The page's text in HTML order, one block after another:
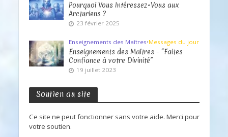
Pourquoi Vous Intéressez-Vous aux
Arcturiens ?
23 février 2025
Enseignements des Maîtres•Messages du jour
Enseignements des Maîtres – “Faites
Confiance à votre Divinité”
19 juillet 2023
Soutien au site
Ce site ne peut fonctionner sans votre aide. Merci pour
votre soutien.